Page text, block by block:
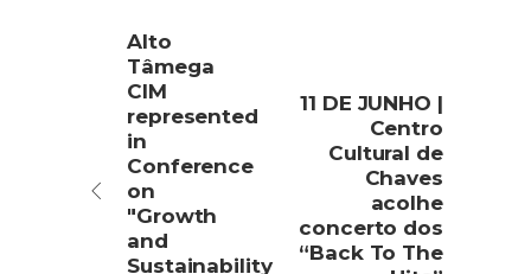
Alto
Tâmega
CIM
represented
in
Conference
on
"Growth
and
Sustainability
11 DE JUNHO |
Centro
Cultural de
Chaves
acolhe
concerto dos
“Back To The